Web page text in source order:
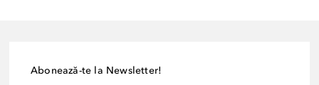
Abonează-te la Newsletter!